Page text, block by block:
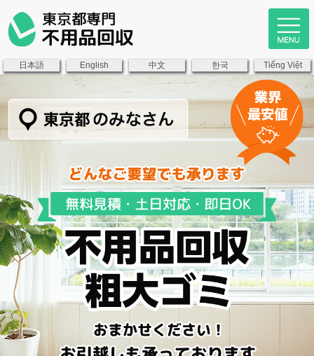
日本語 English 中文 한국 Tiếng Việt